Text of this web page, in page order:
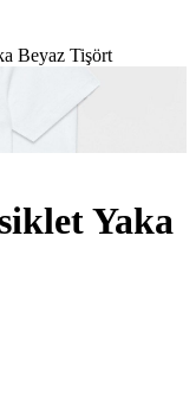
Beyaz Tişört
Yaka